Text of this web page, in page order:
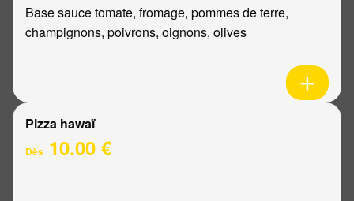
Base sauce tomate, fromage, pommes de terre,
champignons, poivrons, oignons, olives
Pizza hawaï
Dès 10.00 €